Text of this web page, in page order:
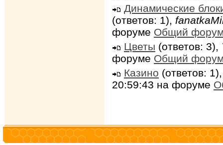
Динамические
(ответов: 1),
форуме Общий
Цветы (ответов: 3),
форуме Общий
Казино (ответов:
20:59:43 на форуме